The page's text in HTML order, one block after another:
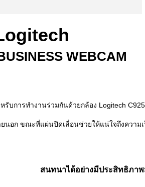
WEBCAM
รับการทำงานร่วมกันด้วยกล้อง Logitech
นอก ขณะที่แผ่นปิดเลื่อนช่วยให้แน่ใจถึงความ
สนทนาได้อย่างมีประสิทธิภา